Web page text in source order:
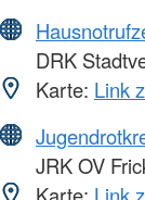
DRK
Karte: Link
JRK OV